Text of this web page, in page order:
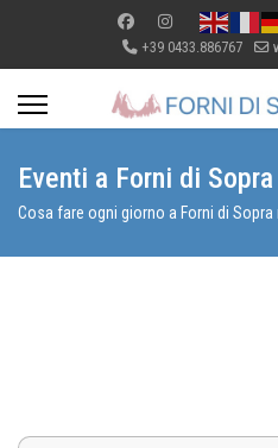
+39 0433.886767
Eventi a Forni di Sopra
Cosa fare ogni giorno a Forni di